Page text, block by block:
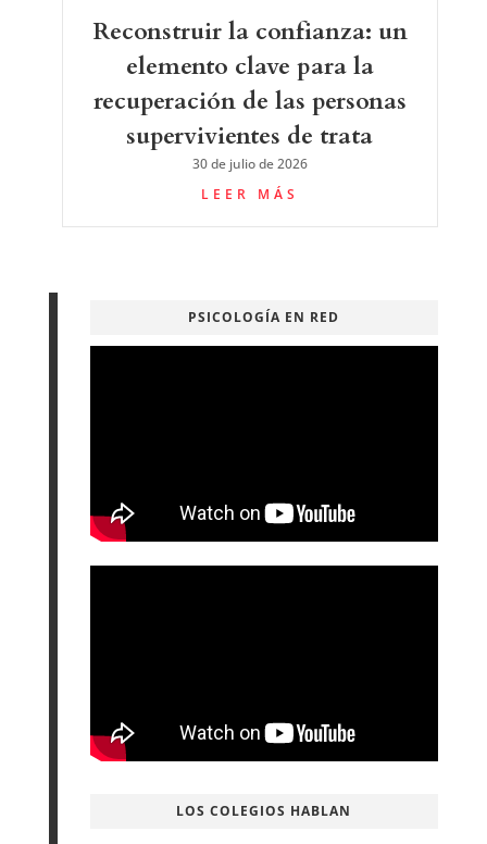
Reconstruir la confianza: un
elemento clave para la
recuperación de las personas
supervivientes de trata
30 de julio de 2026
LEER MÁS
PSICOLOGÍA EN RED
LOS COLEGIOS HABLAN